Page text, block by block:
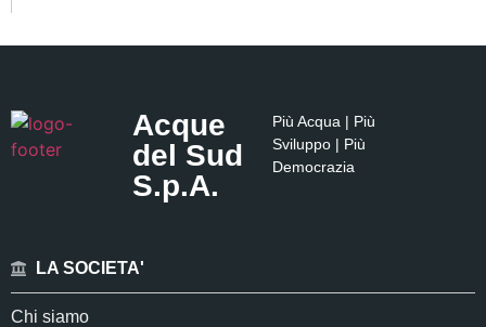
Acque
del Sud
S.p.A.
Più Acqua | Più
Sviluppo | Più
Democrazia
LA SOCIETA'
Chi siamo